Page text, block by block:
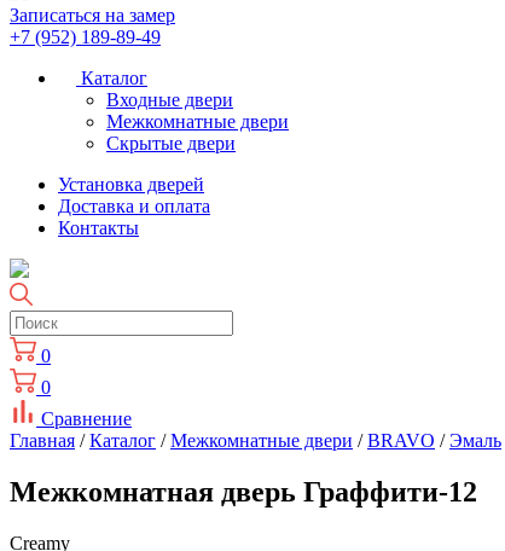
Записаться на замер
+7 (952) 189-89-49
Каталог
Входные двери
Межкомнатные двери
Скрытые двери
Установка дверей
Доставка и оплата
Контакты
0
0
Сравнение
Главная /Каталог /Межкомнатные двери /BRAVO /Эмаль
Межкомнатная дверь Граффити-12
Creamy